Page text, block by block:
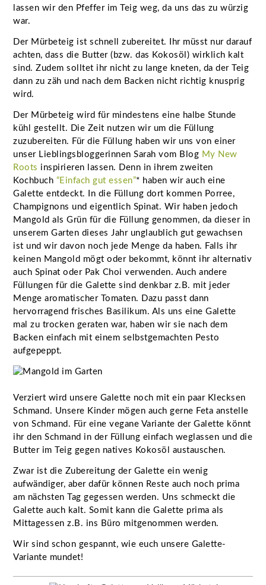
lassen wir den Pfeffer im Teig weg, da uns das zu würzig
war.
Der Mürbeteig ist schnell zubereitet. Ihr müsst nur darauf
achten, dass die Butter (bzw. das Kokosöl) wirklich kalt
sind. Zudem solltet ihr nicht zu lange kneten, da der Teig
dann zu zäh und nach dem Backen nicht richtig knusprig
wird.
Der Mürbeteig wird für mindestens eine halbe Stunde
kühl gestellt. Die Zeit nutzen wir um die Füllung
zuzubereiten. Für die Füllung haben wir uns von einer
unser Lieblingsbloggerinnen Sarah vom Blog My New
Roots inspirieren lassen. Denn in ihrem zweiten
Kochbuch “Einfach gut essen”* haben wir auch eine
Galette entdeckt. In die Füllung dort kommen Porree,
Champignons und eigentlich Spinat. Wir haben jedoch
Mangold als Grün für die Füllung genommen, da dieser in
unserem Garten dieses Jahr unglaublich gut gewachsen
ist und wir davon noch jede Menge da haben. Falls ihr
keinen Mangold mögt oder bekommt, könnt ihr alternativ
auch Spinat oder Pak Choi verwenden. Auch andere
Füllungen für die Galette sind denkbar z.B. mit jeder
Menge aromatischer Tomaten. Dazu passt dann
hervorragend frisches Basilikum. Als uns eine Galette
mal zu trocken geraten war, haben wir sie nach dem
Backen einfach mit einem selbstgemachten Pesto
aufgepeppt.
Verziert wird unsere Galette noch mit ein paar Klecksen
Schmand. Unsere Kinder mögen auch gerne Feta anstelle
von Schmand. Für eine vegane Variante der Galette könnt
ihr den Schmand in der Füllung einfach weglassen und die
Butter im Teig gegen natives Kokosöl austauschen.
Zwar ist die Zubereitung der Galette ein wenig
aufwändiger, aber dafür können Reste auch noch prima
am nächsten Tag gegessen werden. Uns schmeckt die
Galette auch kalt. Somit kann die Galette prima als
Mittagessen z.B. ins Büro mitgenommen werden.
Wir sind schon gespannt, wie euch unsere Galette-
Variante mundet!